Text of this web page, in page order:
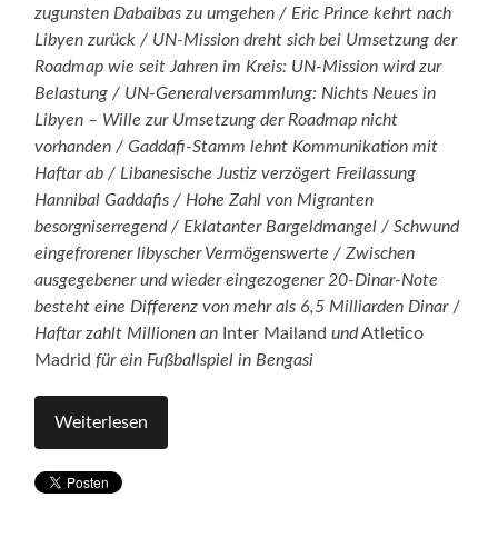
zugunsten Dabaibas zu umgehen / Eric Prince kehrt nach
Libyen zurück / UN-Mission dreht sich bei Umsetzung der
Roadmap wie seit Jahren im Kreis: UN-Mission wird zur
Belastung / UN-Generalversammlung: Nichts Neues in
Libyen – Wille zur Umsetzung der Roadmap nicht
vorhanden / Gaddafi-Stamm lehnt Kommunikation mit
Haftar ab / Libanesische Justiz verzögert Freilassung
Hannibal Gaddafis / Hohe Zahl von Migranten
besorgniserregend / Eklatanter Bargeldmangel / Schwund
eingefrorener libyscher Vermögenswerte / Zwischen
ausgegebener und wieder eingezogener 20-Dinar-Note
besteht eine Differenz von mehr als 6,5 Milliarden Dinar/
Haftar zahlt Millionen an Inter MailandundAtletico
Madridfür ein Fußballspiel in Bengasi
Weiterlesen